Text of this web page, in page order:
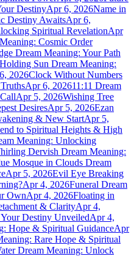
DestinyApr 6, 2026Name in
Destiny AwaitsApr 6,
Spiritual RevelationApr
Cosmic Order
Dream Meaning: Your Path
Holding Sun Dream Meaning:
2026Clock Without Numbers
Apr 6, 202611:11 Dream
Apr 5, 2026Wishing Tree
DesiresApr 5, 2026Ezan
& New StartApr 5,
to Spiritual Heights & High
Meaning: Unlocking
Dervish Dream Meaning:
Mosque in Clouds Dream
Apr 5, 2026Evil Eye Breaking
Apr 4, 2026Funeral Dream
OwnApr 4, 2026Floating in
& ClarityApr 4,
Destiny UnveiledApr 4,
Hope & Spiritual GuidanceApr
Rare Hope & Spiritual
Dream Meaning: Unlock